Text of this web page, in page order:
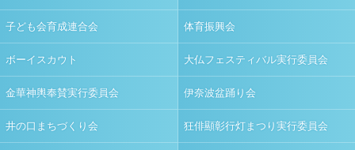
子ども会育成連合会 体育振興会
ボーイスカウト 大仏フェスティバル実行委員会
金華神輿奉賛実行委員会 伊奈波盆踊り会
井の口まちづくり会 狂俳顯彰行灯まつり実行委員会